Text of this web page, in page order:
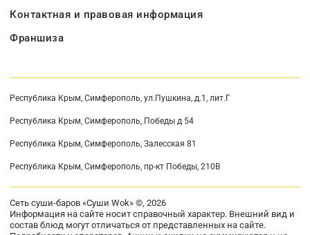
Контактная и правовая информация
Франшиза
Республика Крым, Симферополь, ул.Пушкина, д.1, лит.Г
Республика Крым, Симферополь, Победы д 54
Республика Крым, Симферополь, Залесская 81
Республика Крым, Симферополь, пр-кт Победы, 210В
Сеть суши-баров «Суши Wok» ©, 2026
Информация на сайте носит справочный характер. Внешний вид и
состав блюд могут отличаться от представленных на сайте.